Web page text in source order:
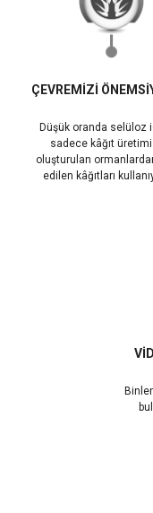
ÇEVREMİZİ
Düşük oranda selüloz
sadece kâğıt
oluşturulan
edilen kâğıtları